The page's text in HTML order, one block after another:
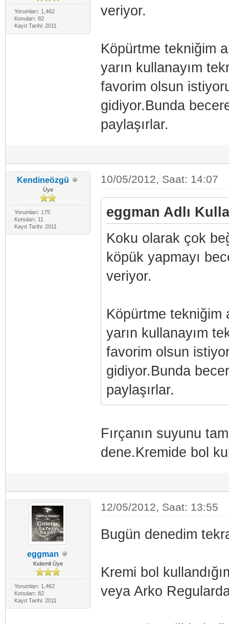
Yorumları: 1,462
Konuları: 82
Kayıt Tarihi: 2011
veriyor.
Köpürtme tekniğim
yarın kullanayım
favorim olsun
gidiyor.Bunda
paylaşırlar.
Kendineözgü
Üye
Yorumları: 175
Konuları: 11
Kayıt Tarihi: 2011
10/05/2012, Saat: 14:07
eggman Adlı
Koku olarak çok
köpük yapmayı
veriyor.
Köpürtme tekniğim
yarın kullanayım
favorim olsun
gidiyor.Bunda
paylaşırlar.
Fırçanın suyunu
dene.Kremide bol
eggman
Kıdemli Üye
Yorumları: 1,462
Konuları: 82
Kayıt Tarihi: 2011
12/05/2012, Saat: 13:55
Bugün denedim
Kremi bol
veya Arko